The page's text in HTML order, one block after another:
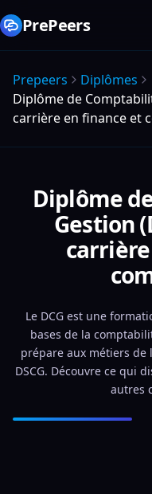
PrePeers
Prepeers
Diplômes
Diplôme de
carrière en finance et
Diplôme
Gestion
Le DCG est une
bases de la
prépare aux métiers de
DSCG. Découvre ce qui
autres